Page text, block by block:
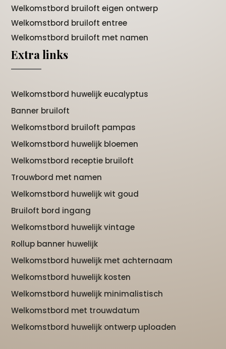
Welkomstbord bruiloft eigen ontwerp
Welkomstbord bruiloft entree
Welkomstbord bruiloft met namen
Extra links
Welkomstbord huwelijk eucalyptus
Banner bruiloft
Welkomstbord bruiloft pampas
Welkomstbord huwelijk bloemen
Welkomstbord receptie bruiloft
Trouwbord met namen
Welkomstbord huwelijk wit goud
Bruiloft bord ingang
Welkomstbord huwelijk vintage
Rollup banner huwelijk
Welkomstbord huwelijk met achternaam
Welkomstbord huwelijk kosten
Welkomstbord huwelijk minimalistisch
Welkomstbord met trouwdatum
Welkomstbord huwelijk ontwerp uploaden